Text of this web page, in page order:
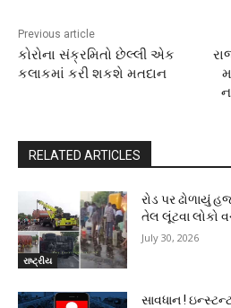
Previous article
કોરોના સંક્રમિતો છેલ્લી એક
કલાકમાં કરી શકશે મતદાન
RELATED ARTICLES
રાષ્ટ્રીય
રોડ પર ઢોળાયું
તેલ લૂંટવા લોકો
July 30, 2026
સાવધાન !